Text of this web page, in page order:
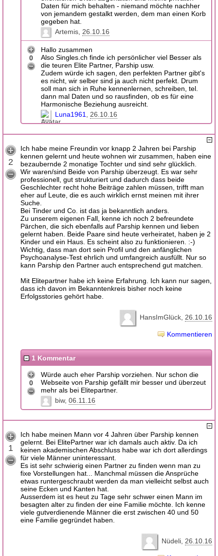
Daten für mich behalten - niemand möchte nachher
von jemandem gestalkt werden, dem man einen Korb
gegeben hat.
Artemis 26.10.16
0
Hallo zusammen
Also Singles.ch finde ich persönlicher viel Besser als
die teuren Elite Partner, Parship usw.
Zudem würde ich sagen, den perfekten Partner gibt's
es nicht, wir selber sind ja auch nicht perfekt. Drum
soll man sich in Ruhe kennenlernen, schreiben, tel.
dann mal Daten und so rausfinden, ob es für eine
Harmonische Beziehung ausreicht.
Luna1961
26.10.16
2
Ich habe meine Freundin vor knapp 2 Jahren bei Parship
kennen gelernt und heute wohnen wir zusammen, haben eine
bezaubernde 2 monatige Tochter und sind sehr glücklich.
Wir waren/sind Beide von Parship überzeugt. Es war sehr
professionell, gut strukturiert und dadurch dass beide
Geschlechter recht hohe Beiträge zahlen müssen, trifft man
eher auf Leute, die es auch wirklich ernst meinen mit ihrer
Suche.
Bei Tinder und Co. ist das ja bekanntlich anders.
Zu unserem eigenen Fall, kenne ich noch 2 befreundete
Pärchen, die sich ebenfalls auf Parship kennen und lieben
gelernt haben. Beide Paare sind heute verheiratet, haben je 2
Kinder und ein Haus. Es scheint also zu funktionieren. :-)
Wichtig, dass man dort sein Profil und den anfänglichen
Psychoanalyse-Test ehrlich und umfangreich ausfüllt. Nur so
kann Parship den Partner auch entsprechend gut matchen.
Mit Elitepartner habe ich keine Erfahrung. Ich kann nur sagen,
dass ich davon im Bekanntenkreis bisher noch keine
Erfolgsstories gehört habe.
HansImGlück 26.10.16
Kommentieren
1 Kommentar
0
Würde auch eher Parship vorziehen. Nur schon die
Webseite von Parship gefällt mir besser und überzeut
mehr als bei Elitepartner.
biw 06.11.16
1
Ich habe meinen Mann vor 4 Jahren über Parship kennen
gelernt. Bei ElitePartner war ich damals auch aktiv. Da ich
keinen akademischen Abschluss habe war ich dort allerdings
für viele Männer uninteressant.
Es ist sehr schwierig einen Partner zu finden wenn man zu
fixe Vorstellungen hat... Manchmal müssen die Ansprüche
etwas runtergeschraubt werden da man vielleicht selbst auch
seine Ecken und Kanten hat.
Ausserdem ist es heut zu Tage sehr schwer einen Mann im
besagten alter zu finden der eine Familie möchte. Ich kenne
viele gutverdienende Männer die erst zwischen 40 und 50
eine Familie gegründet haben.
Nüdeli 26.10.16